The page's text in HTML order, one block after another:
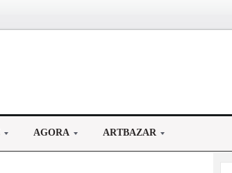
AGORA ARTBAZAR